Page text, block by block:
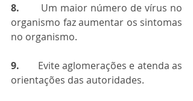
8.
      Um maior número de vírus no
organismo faz aumentar os sintomas
no organismo.
9.
      Evite aglomerações e atenda as
orientações das autoridades.